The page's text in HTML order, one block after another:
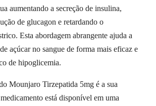
aumentando a secreção de insulina,
de glucagon e retardando o
Esta abordagem abrangente ajuda a
açúcar no sangue de forma mais eficaz e
de hipoglicemia.
Mounjaro Tirzepatida 5mg é a sua
está disponível em uma